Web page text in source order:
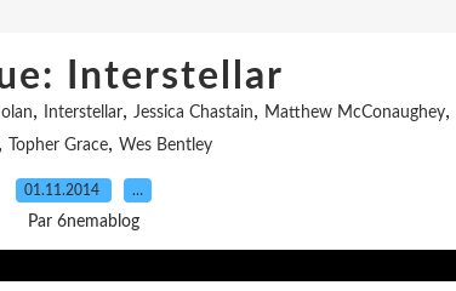
Interstellar
, Interstellar, Jessica Chastain, Matthew McConaughey,
Topher Grace, Wes Bentley
01.11.2014 …
Par 6nemablog